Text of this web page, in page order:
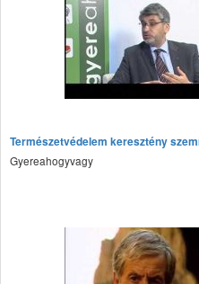
Természetvédelem keresztény
Gyereahogyvagy